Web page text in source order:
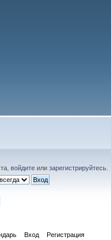
войдите или зарегистрируйтесь
Вход Регистрация